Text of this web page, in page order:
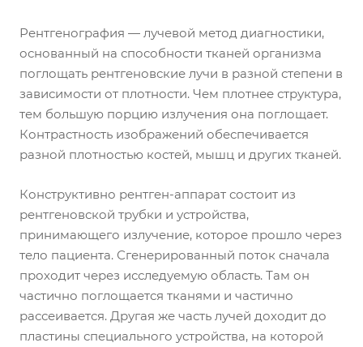
Рентгенография — лучевой метод диагностики,
основанный на способности тканей организма
поглощать рентгеновские лучи в разной степени в
зависимости от плотности. Чем плотнее структура,
тем большую порцию излучения она поглощает.
Контрастность изображений обеспечивается
разной плотностью костей, мышц и других тканей.
Конструктивно рентген-аппарат состоит из
рентгеновской трубки и устройства,
принимающего излучение, которое прошло через
тело пациента. Сгенерированный поток сначала
проходит через исследуемую область. Там он
частично поглощается тканями и частично
рассеивается. Другая же часть лучей доходит до
пластины специального устройства, на которой